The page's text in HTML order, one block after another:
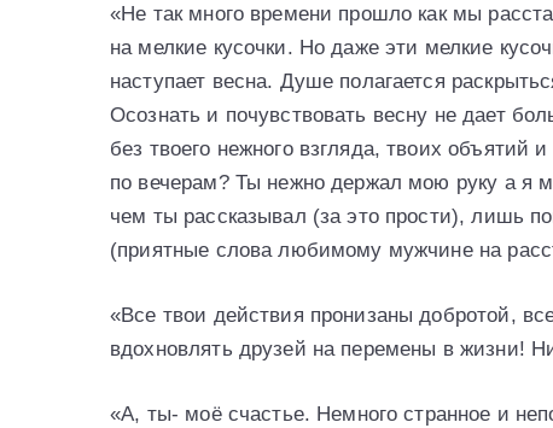
«Не так много времени прошло как мы
на мелкие кусочки. Но даже эти мелкие
наступает весна. Душе полагается
Осознать и почувствовать весну не дает
без твоего нежного взгляда, твоих
по вечерам? Ты нежно держал мою руку а я
чем ты рассказывал (за это прости), лишь
(приятные слова любимому мужчине на
«Все твои действия пронизаны добротой,
вдохновлять друзей на перемены в жизни!
«А, ты- моё счастье. Немного странное и